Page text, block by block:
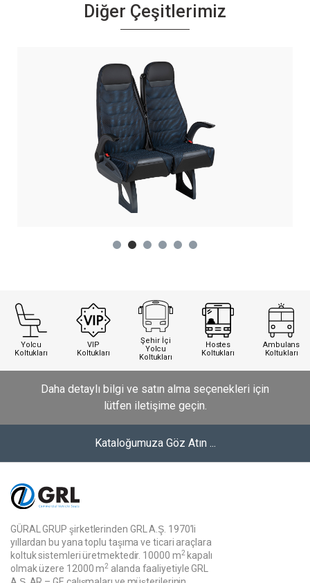
Diğer Çeşitlerimiz
Yolcu
Koltukları
VIP
Koltukları
Şehir İçi
Yolcu
Koltukları
Hostes
Koltukları
Ambulans
Koltukları
Daha detaylı bilgi ve satın alma seçenekleri için
lütfen iletişime geçin.
Kataloğumuza Göz Atın ...
GÜRAL GRUP şirketlerinden GRL A.Ş. 1970’li
yıllardan bu yana toplu taşıma ve ticari araçlara
koltuk sistemleri üretmektedir. 10000 m2kapalı
olmak üzere 12000 m2 alanda faaliyetiyle GRL